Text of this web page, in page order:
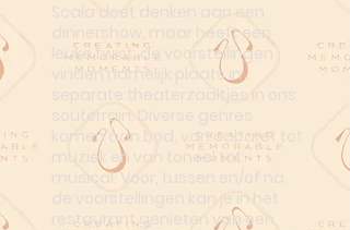
Scala doet denken aan een
dinnershow, maar heeft een
leuke twist: de voorstellingen
vinden namelijk plaats in
separate theaterzaaltjes in ons
souterrain. Diverse genres
komen aan bod, van cabaret tot
muziek en van toneel tot
musical. Voor, tussen en/of na
de voorstellingen kan je in het
restaurant genieten van een